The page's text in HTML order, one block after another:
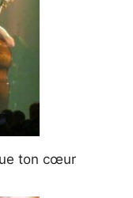
ton cœur